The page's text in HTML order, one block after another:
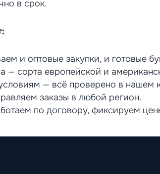
в срок.
и оптовые закупки, и готовые
— сорта европейской и
— всё проверено в нашем
заказы в любой регион.
по договору, фиксируем